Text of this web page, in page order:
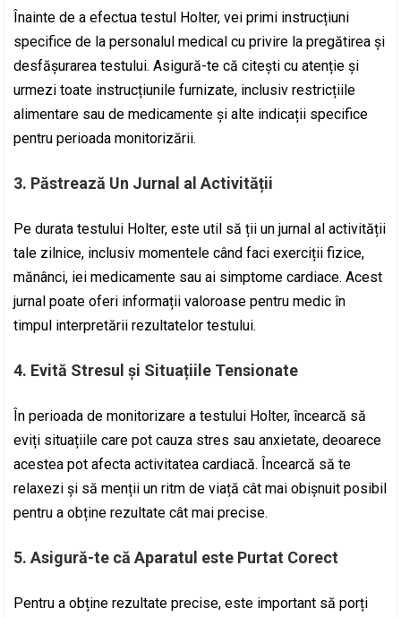
Înainte de a efectua testul Holter, vei primi instrucțiuni
specifice de la personalul medical cu privire la pregătirea și
desfășurarea testului. Asigură-te că citești cu atenție și
urmezi toate instrucțiunile furnizate, inclusiv restricțiile
alimentare sau de medicamente și alte indicații specifice
pentru perioada monitorizării.
3. Păstrează Un Jurnal al Activității
Pe durata testului Holter, este util să ții un jurnal al activității
tale zilnice, inclusiv momentele când faci exerciții fizice,
mănânci, iei medicamente sau ai simptome cardiace. Acest
jurnal poate oferi informații valoroase pentru medic în
timpul interpretării rezultatelor testului.
4. Evită Stresul și Situațiile Tensionate
În perioada de monitorizare a testului Holter, încearcă să
eviți situațiile care pot cauza stres sau anxietate, deoarece
acestea pot afecta activitatea cardiacă. Încearcă să te
relaxezi și să menții un ritm de viață cât mai obișnuit posibil
pentru a obține rezultate cât mai precise.
5. Asigură-te că Aparatul este Purtat Corect
Pentru a obține rezultate precise, este important să porți